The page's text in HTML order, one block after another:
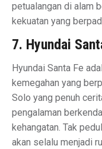
petualangan di alam
kekuatan yang
7. Hyundai
Hyundai Santa Fe
kemegahan yang
Solo yang penuh
pengalaman
kehangatan. Tak
akan selalu menjadi